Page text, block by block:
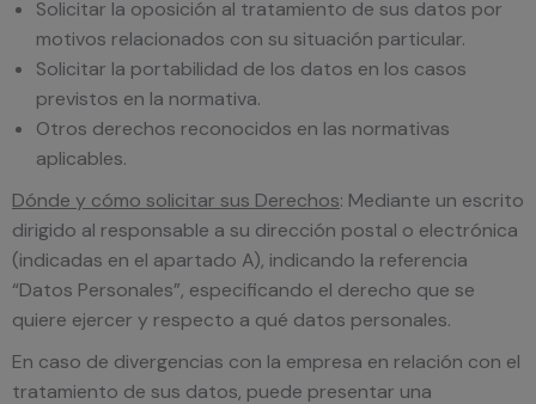
Solicitar la oposición al tratamiento de sus datos por
motivos relacionados con su situación particular.
Solicitar la portabilidad de los datos en los casos
previstos en la normativa.
Otros derechos reconocidos en las normativas
aplicables.
Dónde y cómo solicitar sus Derechos: Mediante un escrito
dirigido al responsable a su dirección postal o electrónica
(indicadas en el apartado A), indicando la referencia
“Datos Personales”, especificando el derecho que se
quiere ejercer y respecto a qué datos personales.
En caso de divergencias con la empresa en relación con el
tratamiento de sus datos, puede presentar una